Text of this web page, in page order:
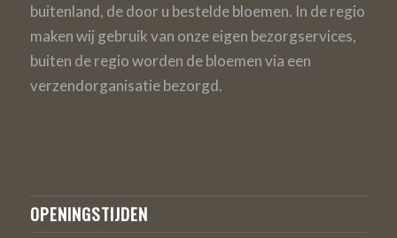
buitenland, de door u bestelde bloemen. In de regio
maken wij gebruik van onze eigen bezorgservices,
buiten de regio worden de bloemen via een
verzendorganisatie bezorgd.
OPENINGSTIJDEN